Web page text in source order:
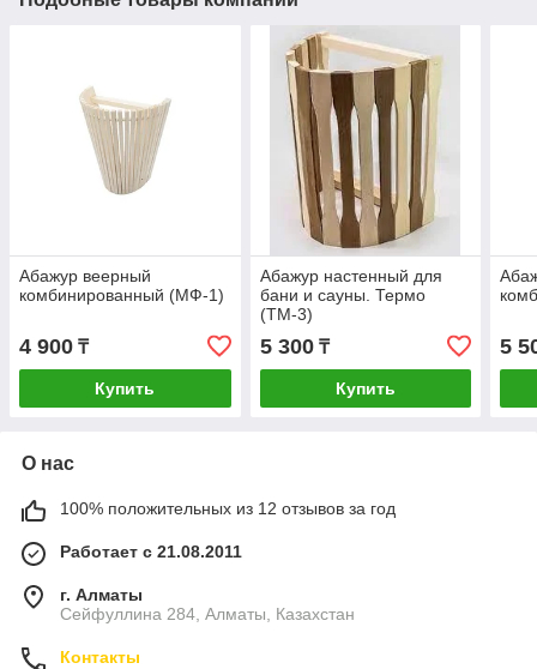
Абажур веерный
комбинированный (МФ-1)
4 900 ₸
Купить
Абажур настенный для
бани и сауны. Термо
(ТМ-3)
5 300₸
Купить
5
О нас
100% положительных из 12 отзывов за год
Работает с 21.08.2011
г. Алматы
Сейфуллина 284, Алматы, Казахстан
Контакты